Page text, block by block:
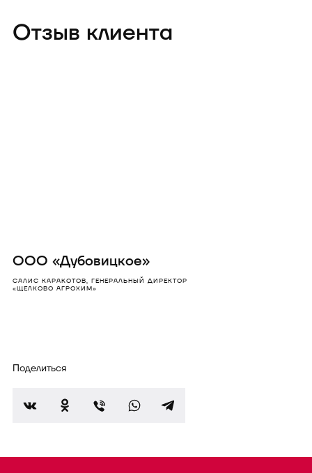
Отзыв клиента
ООО «Дубовицкое»
САЛИС КАРАКОТОВ, ГЕНЕРАЛЬНЫЙ ДИРЕКТОР
«ЩЕЛКОВО АГРОХИМ»
Поделиться